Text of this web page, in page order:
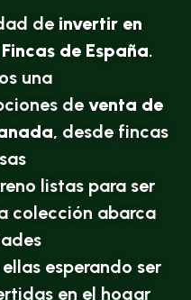
de invertir en
de España.
una
de venta de
, desde fincas
listas para ser
colección abarca
esperando ser
en el hogar